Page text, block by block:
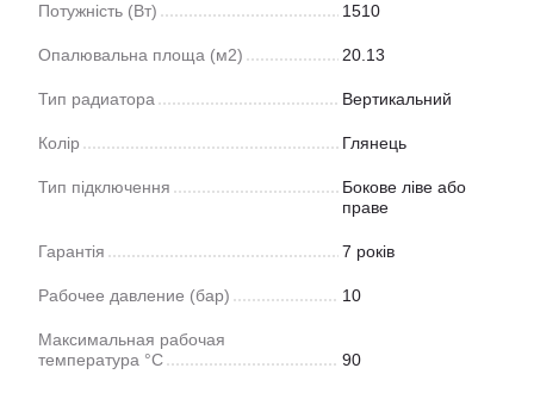
Потужність (Вт) 1510
Опалювальна площа (м2) 20.13
Тип радиатора Вертикальний
Колір Глянець
Тип підключення
Бокове ліве або
праве
Гарантія 7 років
Рабочее давление (бар) 10
Максимальная рабочая
температура °C
90